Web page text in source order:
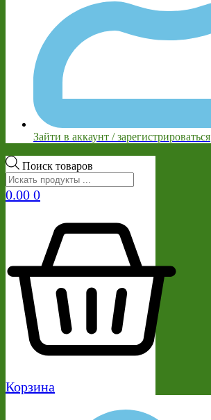
Зайти в аккаунт / зарегистрироваться
Поиск товаров
0.00 0
Корзина